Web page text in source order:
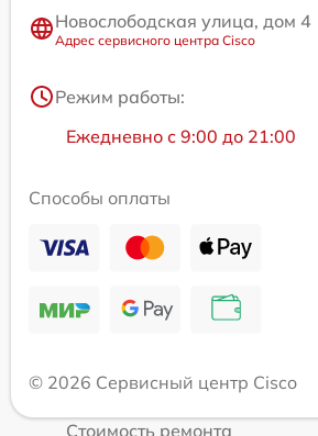
Новослободская улица, дом 4
Адрес сервисного центра Cisco
Режим работы:
Ежедневно с 9:00 до 21:00
Способы оплаты
© 2026 Сервисный центр Cisco
Стоимость ремонта